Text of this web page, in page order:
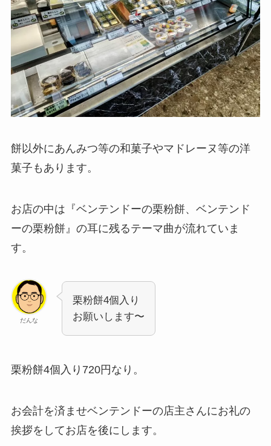
餅以外にあんみつ等の和菓子やマドレーヌ等の洋
菓子もあります。
お店の中は『ベンテンドーの栗粉餅、ベンテンド
ーの栗粉餅』の耳に残るテーマ曲が流れていま
す。
だんな
栗粉餅4個入り
お願いします〜
栗粉餅4個入り720円なり。
お会計を済ませベンテンドーの店主さんにお礼の
挨拶をしてお店を後にします。